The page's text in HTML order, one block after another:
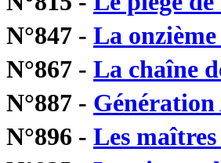
N°847 - La
N°867 - La chaîne
N°887 -
N°896 - Les